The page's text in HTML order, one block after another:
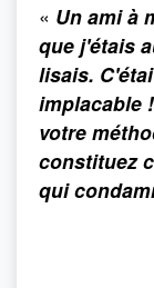
« Un ami à
que j'étais
lisais.
implacable
votre
constituez
qui